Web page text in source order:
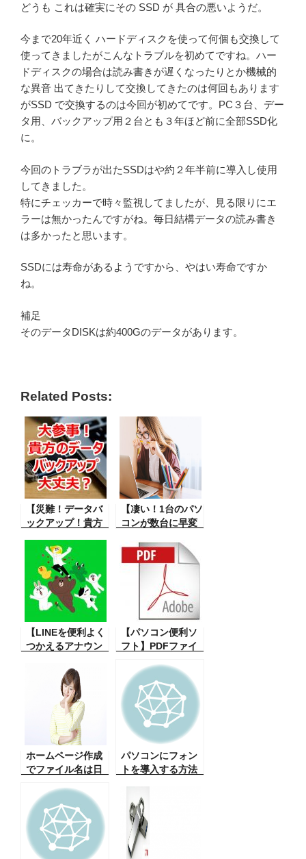
どうも これは確実にその SSD が 具合の悪いようだ。
今まで20年近く ハードディスクを使って何個も交換して
使ってきましたがこんなトラブルを初めてですね。ハー
ドディスクの場合は読み書きが遅くなったりとか機械的
な異音 出てきたりして交換してきたのは何回もあります
がSSD で交換するのは今回が初めてです。PC３台、デー
タ用、バックアップ用２台とも３年ほど前に全部SSD化
に。
今回のトラブラが出たSSDはや約２年半前に導入し使用
してきました。
特にチェッカーで時々監視してましたが、見る限りにエ
ラーは無かったんですがね。毎日結構データの読み書き
は多かったと思います。
SSDには寿命があるようですから、やはい寿命ですか
ね。
補足
そのデータDISKは約400Gのデータがあります。
Related Posts:
【災難！データバ
ックアップ！貴方
ータ大丈夫？】パ
ソコンは必ずデー
タのバックアップ
ということが必要
です。そのバック
の信頼性。貴方は
大丈夫？こんな災
【凄い！1台のパソ
コンが数台に早変
簡単】パソコンが
何台もに、嘘だろ
う！本当に便利。
知らない方は、あ
っと感激！便利機
能。
【LINEを便利よく
つかえるアナウン
絡に重要な文章が
ある時、その文章
が多くのやりとり
をすると、上に埋
もれて探すに苦
労。そんな時に便
利なものが、こ
れ！
【パソコン便利ソ
フト】PDFファイ
ワードファイルに
一括変更 超便
利！仕事嫌い人間
のお勧め
ホームページ作成
でファイル名は日
（HP作成者用参考
資料）
パソコンにフォン
トを導入する方法